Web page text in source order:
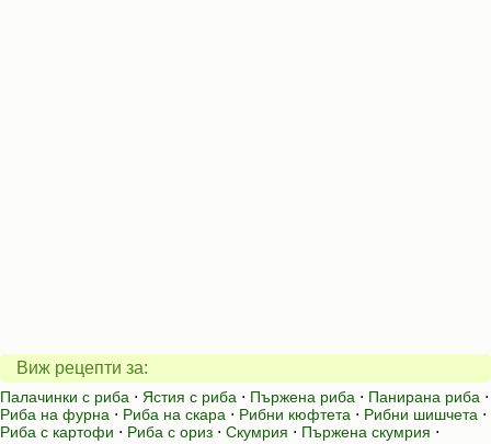
Виж рецепти за:
Палачинки с риба ⋅ Ястия с риба ⋅ Пържена риба ⋅ Панирана риба ⋅
Риба на фурна ⋅ Риба на скара ⋅ Рибни кюфтета ⋅ Рибни шишчета ⋅
Риба с картофи ⋅ Риба с ориз ⋅ Скумрия ⋅ Пържена скумрия ⋅